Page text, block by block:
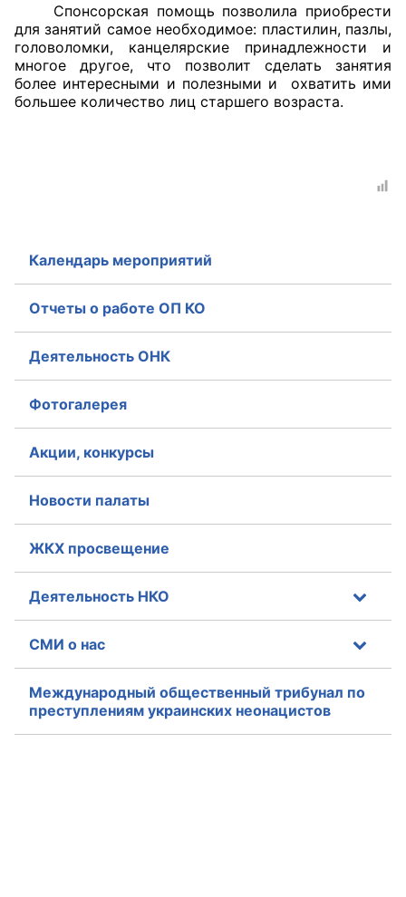
О Палате
Структура Палаты
Комиссии
Члены ОП КО
Документы ОП КО
Кодекс этики ОП КО
Соглашения
Рекомендации
Порядок работы ЦОН
Аппарат ОП КО
УСТАВ ГКУ “АППАРАТ ОП КО”
Спонсорская помощь позволила приобрести
для занятий самое необходимое: пластилин, пазлы,
головоломки, канцелярские принадлежности и
многое другое, что позволит сделать занятия
более интересными и полезными и охватить ими
большее количество лиц старшего возраста.
Календарь мероприятий
Отчеты о работе ОП КО
Деятельность ОНК
Фотогалерея
Акции, конкурсы
Новости палаты
ЖКХ просвещение
Деятельность НКО
СМИ о нас
Международный общественный трибунал по
преступлениям украинских неонацистов